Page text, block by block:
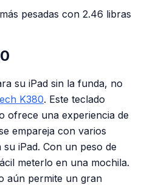
pesadas con 2.46 libras
su iPad sin la funda, no
K380. Este teclado
ofrece una experiencia de
empareja con varios
iPad. Con un peso de
meterlo en una mochila.
aún permite un gran